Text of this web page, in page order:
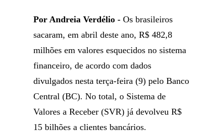
Por Andreia Verdélio - Os brasileiros
sacaram, em abril deste ano, R$ 482,8
milhões em valores esquecidos no sistema
financeiro, de acordo com dados
divulgados nesta terça-feira (9) pelo Banco
Central (BC). No total, o Sistema de
Valores a Receber (SVR) já devolveu R$
15 bilhões a clientes bancários.